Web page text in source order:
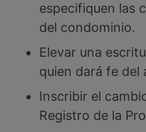
especifiquen las
del condominio.
Elevar una
quien dará fe del
Inscribir el
Registro de la